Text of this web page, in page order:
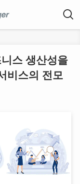
스 생산성을
비스의 전모